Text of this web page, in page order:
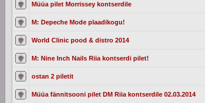
Müüa pilet Morrissey kontserdile
M: Depeche Mode plaadikogu!
World Clinic pood & distro 2014
M: Nine Inch Nails Riia kontserdi pilet!
ostan 2 piletit
Müüa fännitsooni pilet DM Riia kontserdile 02.03.2014